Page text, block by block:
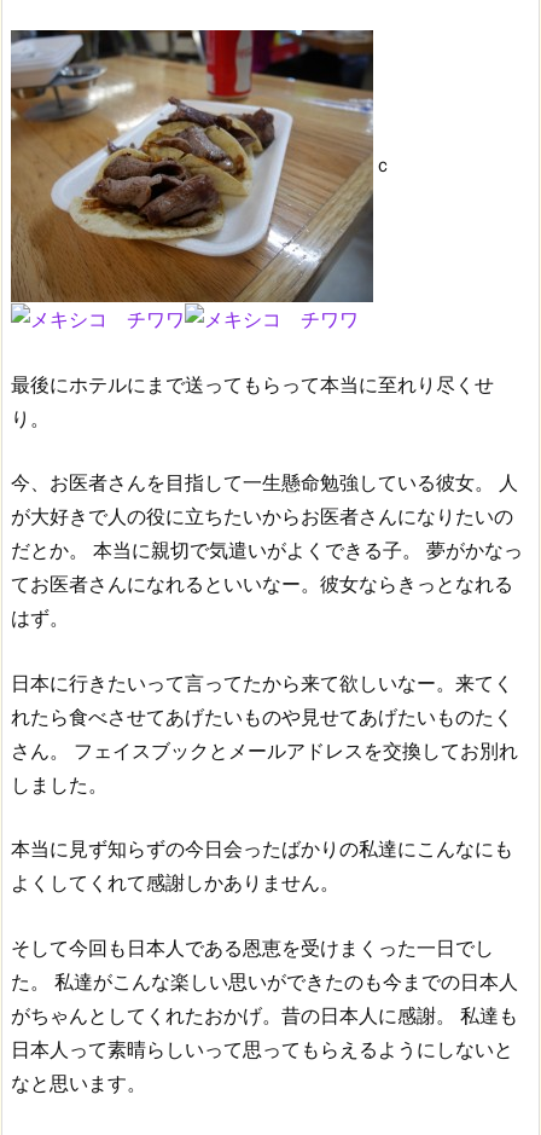
ｃ
最後にホテルにまで送ってもらって本当に至れり尽くせ
り。
今、お医者さんを目指して一生懸命勉強している彼女。
人
が大好きで人の役に立ちたいからお医者さんになりたいの
だとか。
本当に親切で気遣いがよくできる子。
夢がかなっ
てお医者さんになれるといいなー。彼女ならきっとなれる
はず。
日本に行きたいって言ってたから来て欲しいなー。来てく
れたら食べさせてあげたいものや見せてあげたいものたく
さん。
フェイスブックとメールアドレスを交換してお別れ
しました。
本当に見ず知らずの今日会ったばかりの私達にこんなにも
よくしてくれて感謝しかありません。
そして今回も日本人である恩恵を受けまくった一日でし
た。
私達がこんな楽しい思いができたのも今までの日本人
がちゃんとしてくれたおかげ。昔の日本人に感謝。
私達も
日本人って素晴らしいって思ってもらえるようにしないと
なと思います。